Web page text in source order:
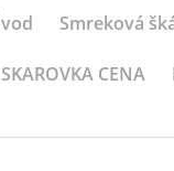
Smreková
SKAROVKA CENA